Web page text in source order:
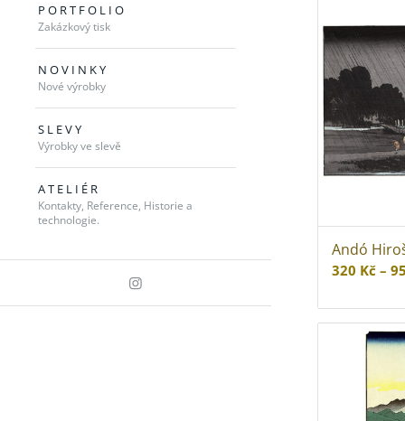
P O R T F O L I O
Zakázkový tisk
N O V I N K Y
Nové výrobky
S L E V Y
Výrobky ve slevě
A T E L I É R
Kontakty, Reference, Historie a
technologie.
Andó
320 Kč –